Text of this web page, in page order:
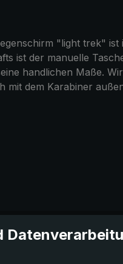
"light trek"
ist der manuelle
handlichen Maße.
dem Karabiner